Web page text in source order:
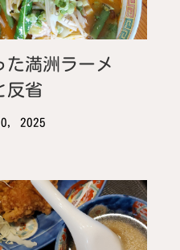
た満洲ラーメ
反省
2025